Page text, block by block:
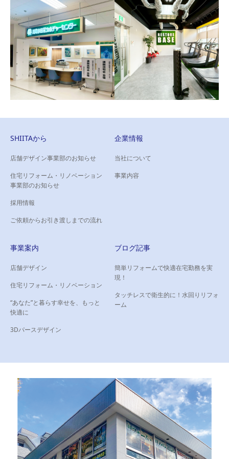
GINZA ViAURA CLINIC 様
タイルの美しさが際立つ、ラ
グジュアリークリニック
クリニック（心斎橋院）
様
広々とした待合エリアは、施
川崎小田栄カルチャーセ
ンター 様
学ぶ楽しさがより深まる、快
RESTORE BASE 様
ナチュラルとインダストリア
SHIITAから
店舗デザイン事業部のお知らせ
住宅リフォーム・リノベーション
事業部のお知らせ
採用情報
ご依頼からお引き渡しまでの流れ
企業情報
当社について
事業内容
事業案内
店舗デザイン
住宅リフォーム・リノベーション
“あなた”と暮らす幸せを、もっと
快適に
3Dパースデザイン
ブログ記事
簡単リフォームで快適在宅勤務を実
現！
タッチレスで衛生的に！水回りリフォ
ーム